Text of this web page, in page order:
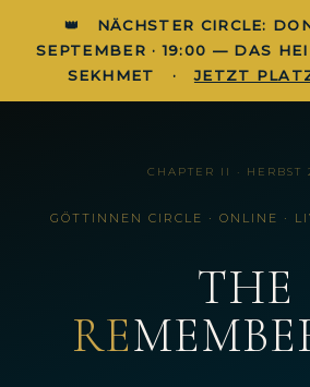
👑 NÄCHSTER CIRCLE:
SEPTEMBER · 19:00 — DAS
SEKHMET ·JETZT
CHAPTER II · HERBST
GÖTTINNEN CIRCLE · ONLINE ·
THE
RE